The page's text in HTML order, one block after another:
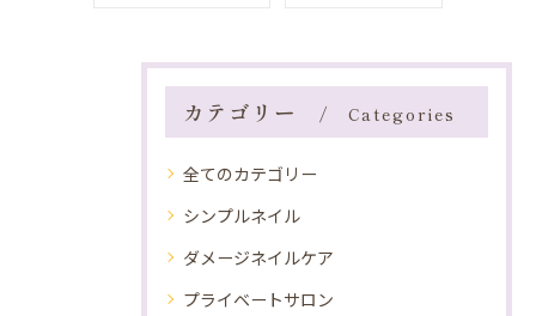
カテゴリー Categories
全てのカテゴリー
シンプルネイル
ダメージネイルケア
プライベートサロン